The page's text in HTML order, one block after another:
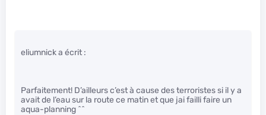
eliumnick a écrit :
Parfaitement! D’ailleurs c’est à cause des terroristes si il y a
avait de l’eau sur la route ce matin et que jai failli faire un
aqua-planning ^^